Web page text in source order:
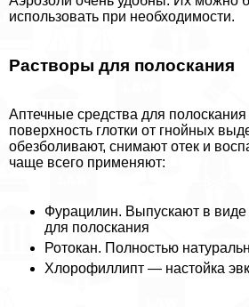
использовать при необходимости.
Растворы для полоскания
Аптечные средства для
поверхность глотки от гнойных
обезболивают, снимают отек и
чаще всего применяют:
Фурацилин. Выпускают в виде
для полоскания
Ротокан. Полностью
Хлорофиллипт — настойка